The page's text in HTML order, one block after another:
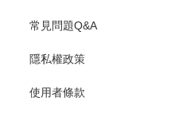
常見問題Q&A
隱私權政策
使用者條款